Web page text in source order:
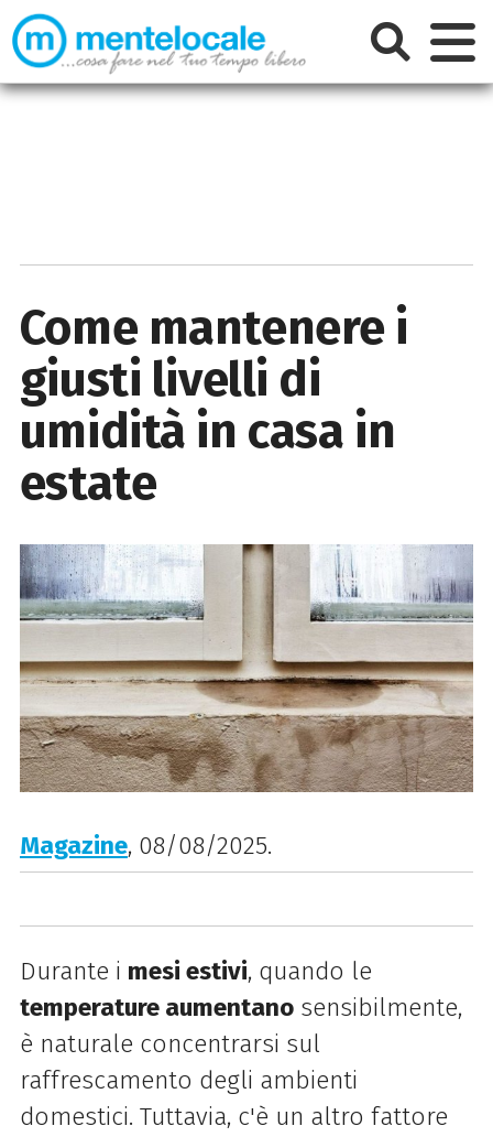
Come mantenere i
giusti livelli di
umidità in casa in
estate
Magazine, 08/08/2025.
Durante i mesi estivi, quando le
temperature aumentanosensibilmente,
è naturale concentrarsi sul
raffrescamento degli ambienti
domestici. Tuttavia, c'è un altro fattore